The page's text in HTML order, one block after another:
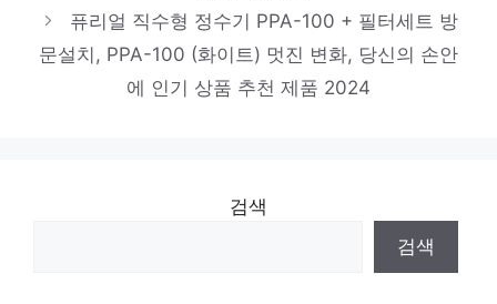
17kg 방문설치, 블랙 케비어
일상에 반짝임을 추가하세요 인기 상품 추천
제품 2024
품 2024
퓨리얼 직수형 정수기 PPA-100 + 필터세트 방
문설치, PPA-100 (화이트) 멋진 변화, 당신의 손안
에 인기 상품 추천 제품 2024
검색
검색